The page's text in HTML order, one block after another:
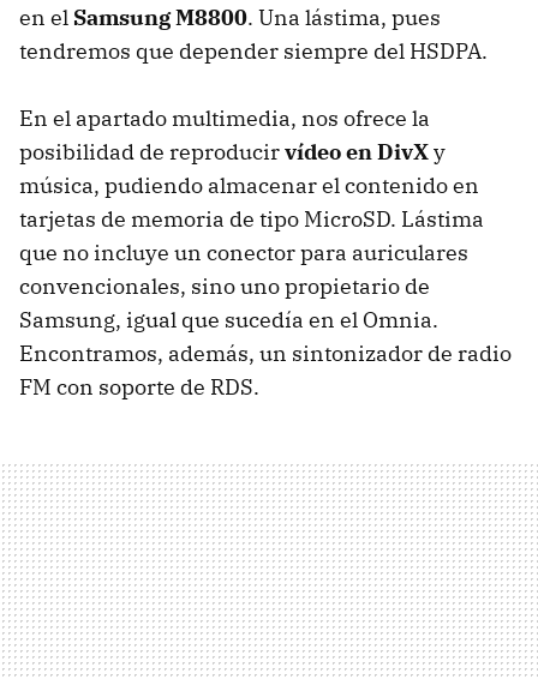
en el Samsung M8800. Una lástima, pues
tendremos que depender siempre del HSDPA.
En el apartado multimedia, nos ofrece la
posibilidad de reproducirvídeo en DivXy
música, pudiendo almacenar el contenido en
tarjetas de memoria de tipo MicroSD. Lástima
que no incluye un conector para auriculares
convencionales, sino uno propietario de
Samsung, igual que sucedía en el Omnia.
Encontramos, además, un sintonizador de radio
FM con soporte de RDS.